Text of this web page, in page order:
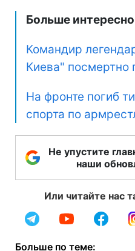
Больше
Командир
Киева" посмертно
На фронте погиб
спорта по
Не упустите
наши
Или читайте нас
Больше по теме: